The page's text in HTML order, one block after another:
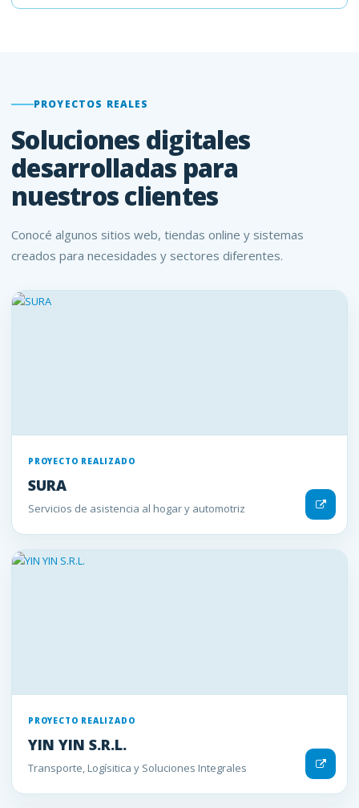
PROYECTOS REALES
Soluciones digitales
desarrolladas para
nuestros clientes
Conocé algunos sitios web, tiendas online y sistemas
creados para necesidades y sectores diferentes.
PROYECTO REALIZADO
SURA
Servicios de asistencia al hogar y automotriz
PROYECTO REALIZADO
YIN YIN S.R.L.
Transporte, Logísitica y Soluciones Integrales